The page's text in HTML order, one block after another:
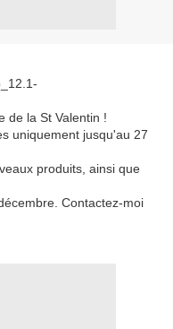
de la St Valentin !
uniquement jusqu'au 27
produits, ainsi que
Contactez-moi